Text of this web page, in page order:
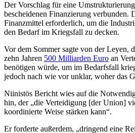
Der Vorschlag für eine
bescheidenen Finanzierung verbunden.
Finanzmittel erforderlich, um die
den Bedarf im Kriegsfall zu decken.
Vor dem Sommer sagte von der Leyen,
zehn Jahren 500 Milliarden Euro an
benötigen würde, um im Bedarfsfall
jedoch nach wie vor unklar, woher das
Niinistös Bericht wies auf die
hin, der „die Verteidigung [der Union]
koordinierte Weise stärken kann“.
Er forderte außerdem, „dringend eine